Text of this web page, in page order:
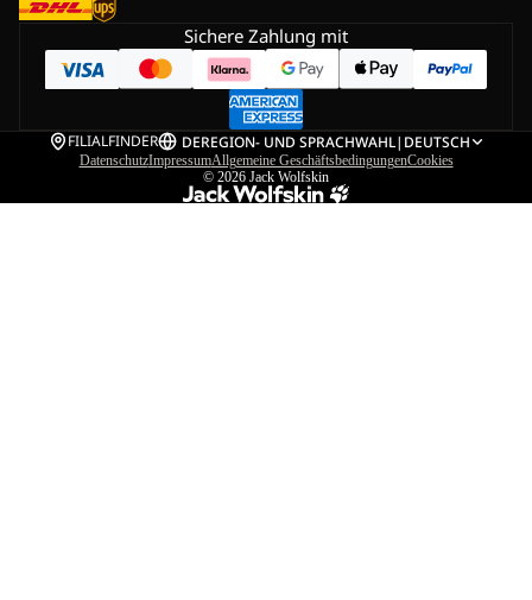
Sichere Zahlung mit
FILIALFINDER DEREGION- UND SPRACHWAHL| DEUTSCH
DatenschutzImpressumAllgemeine GeschäftsbedingungenCookies
© 2026 Jack Wolfskin